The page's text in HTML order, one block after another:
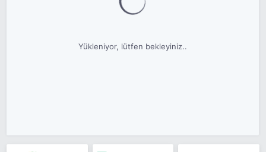
Yükleniyor, lütfen bekleyiniz..